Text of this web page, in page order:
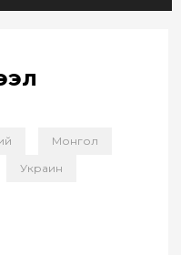
Монгол
Украин